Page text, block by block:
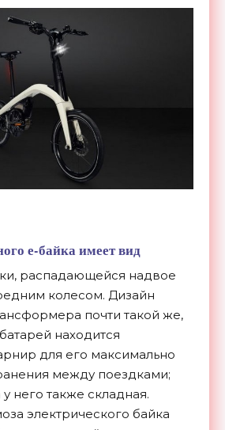
е-байка имеет вид
распадающейся надвое
колесом. Дизайн
почти такой же,
находится
для его максимально
между поездками;
него также складная.
электрического байка